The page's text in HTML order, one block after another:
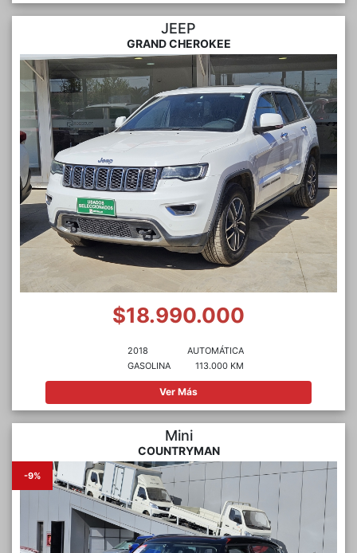
JEEP
GRAND CHEROKEE
$18.990.000
2018
GASOLINA
AUTOMÁTICA
113.000 KM
Ver Más
Mini
COUNTRYMAN
-9%